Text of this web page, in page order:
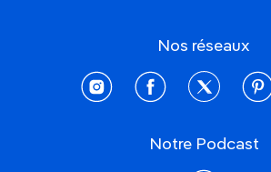
Nos réseaux
instagramfacebooktwitter
Notre Podcast